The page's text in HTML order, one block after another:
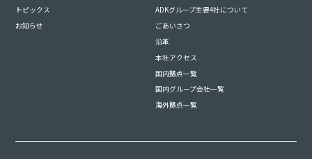
トピックス
お知らせ
ADKグループ主要4社について
ごあいさつ
沿革
本社アクセス
国内拠点一覧
国内グループ会社一覧
海外拠点一覧